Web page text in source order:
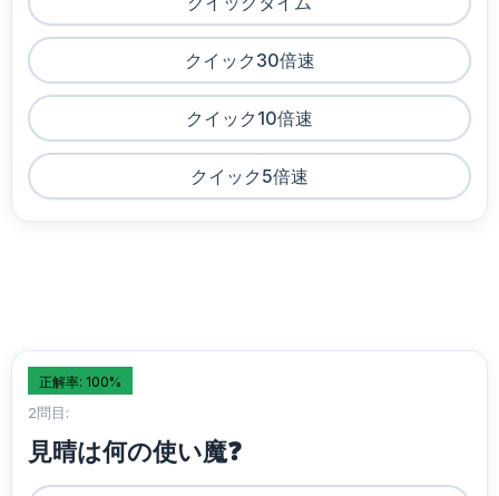
クイック30倍速
クイック10倍速
クイック5倍速
正解率: 100%
2問目:
見晴は何の使い魔❓